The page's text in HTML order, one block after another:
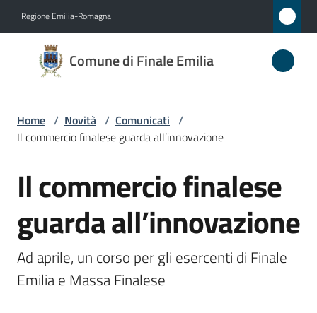
Regione Emilia-Romagna
Comune di Finale Emilia
Comune
di
Emilia
Amministrazione
Menu selezionato
Servizi
Vivere
Home / Novità / Comunicati /
Il commercio finalese guarda all’innovazione
Salta al contenuto
Il commercio finalese
guarda all’innovazione
Ad aprile, un corso per gli esercenti di Finale
Emilia e Massa Finalese